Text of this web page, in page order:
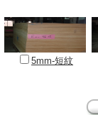
5mm-短紋